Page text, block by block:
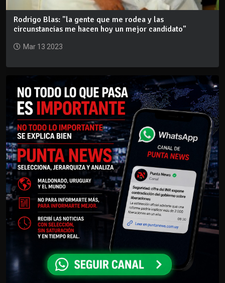
Rodrigo Blas: "la gente que me rodea y las
circunstancias me hacen hoy un mejor candidato"
Mar 13 2023